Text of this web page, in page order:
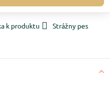
k produktu
Strážny pes